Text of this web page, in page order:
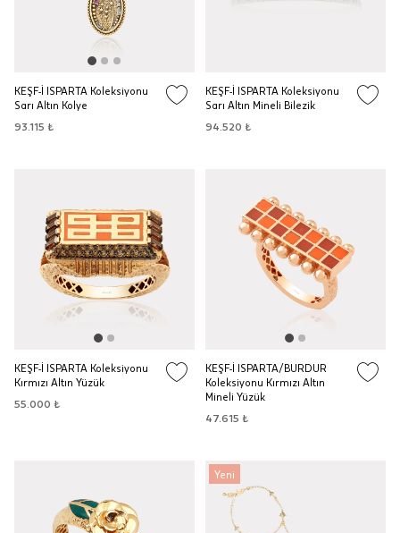
KEŞF-İ ISPARTA Koleksiyonu
Sarı Altın Kolye
93.115 ₺
KEŞF-İ ISPARTA Koleksiyonu
Sarı Altın Mineli Bilezik
94.520 ₺
KEŞF-İ ISPARTA Koleksiyonu
Kırmızı Altın Yüzük
55.000 ₺
KEŞF-İ ISPARTA/BURDUR
Koleksiyonu Kırmızı Altın
Mineli Yüzük
47.615 ₺
Yeni